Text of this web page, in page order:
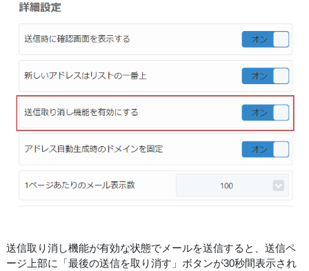
送信取り消し機能が有効な状態でメールを送信すると、送信ペ
ージ上部に「最後の送信を取り消す」ボタンが30秒間表示され